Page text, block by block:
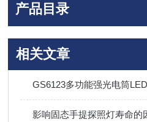
产品目录
相关文章
影响固态手提探照灯寿命的